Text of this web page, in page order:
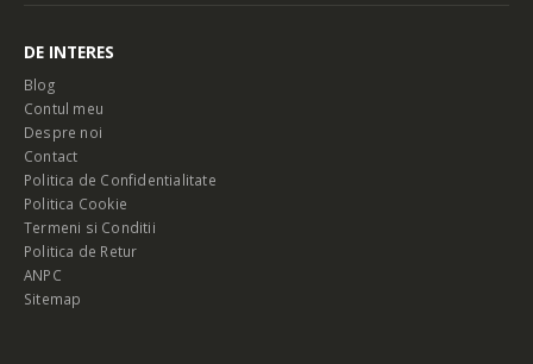
DE INTERES
Blog
Contul meu
Despre noi
Contact
Politica de Confidentialitate
Politica Cookie
Termeni si Conditii
Politica de Retur
ANPC
Sitemap